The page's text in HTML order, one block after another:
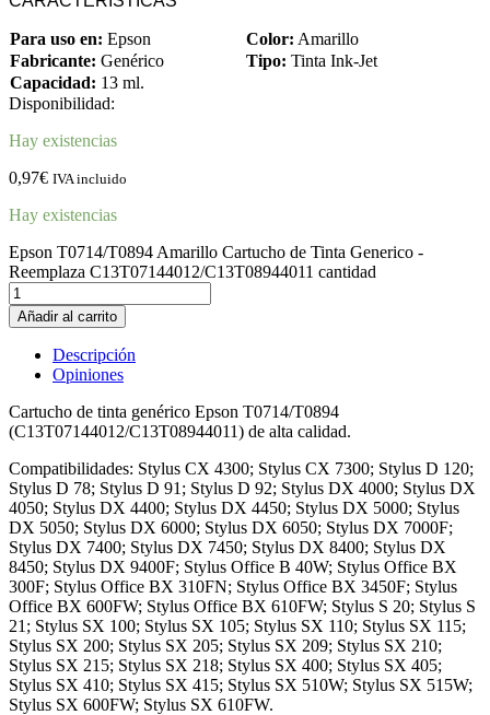
Para uso en: Epson Color: Amarillo
Fabricante: Genérico Tipo: Tinta Ink-Jet
Capacidad: 13 ml.
Disponibilidad:
Hay existencias
0,97€ IVA incluido
Hay existencias
Epson T0714/T0894 Amarillo Cartucho de Tinta Generico -
Reemplaza C13T07144012/C13T08944011 cantidad
Añadir al carrito
Descripción
Opiniones
Cartucho de tinta genérico Epson T0714/T0894
(C13T07144012/C13T08944011) de alta calidad.
Compatibilidades: Stylus CX 4300; Stylus CX 7300; Stylus D 120;
Stylus D 78; Stylus D 91; Stylus D 92; Stylus DX 4000; Stylus DX
4050; Stylus DX 4400; Stylus DX 4450; Stylus DX 5000; Stylus
DX 5050; Stylus DX 6000; Stylus DX 6050; Stylus DX 7000F;
Stylus DX 7400; Stylus DX 7450; Stylus DX 8400; Stylus DX
8450; Stylus DX 9400F; Stylus Office B 40W; Stylus Office BX
300F; Stylus Office BX 310FN; Stylus Office BX 3450F; Stylus
Office BX 600FW; Stylus Office BX 610FW; Stylus S 20; Stylus S
21; Stylus SX 100; Stylus SX 105; Stylus SX 110; Stylus SX 115;
Stylus SX 200; Stylus SX 205; Stylus SX 209; Stylus SX 210;
Stylus SX 215; Stylus SX 218; Stylus SX 400; Stylus SX 405;
Stylus SX 410; Stylus SX 415; Stylus SX 510W; Stylus SX 515W;
Stylus SX 600FW; Stylus SX 610FW.